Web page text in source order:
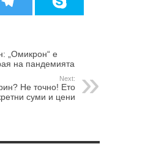
„Омикрон“ е
на пандемията
Next:
Не точно! Ето
суми и цени